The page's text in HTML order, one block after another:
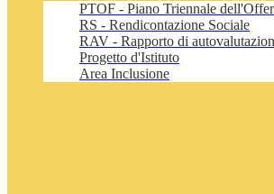
PTOF - Piano Triennale
RS - Rendicontazione Sociale
RAV - Rapporto di
Progetto d'Istituto
Area Inclusione